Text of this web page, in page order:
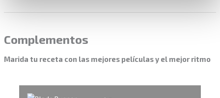
Complementos
Marida tu receta con las mejores películas y el mejor ritmo